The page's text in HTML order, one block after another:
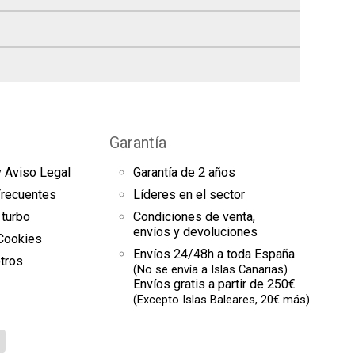
finales.
a continuación).
condiciones generales
del pedido para que puedas
Aviso Legal
Garantía
Garantía de 2 años
Líderes en el sector
Condiciones de venta,
envíos y devoluciones
Envíos 24/48h a toda España
(No se envía a Islas Canarias)
Envíos gratis a partir de 250€
(Excepto Islas Baleares, 20€ más)